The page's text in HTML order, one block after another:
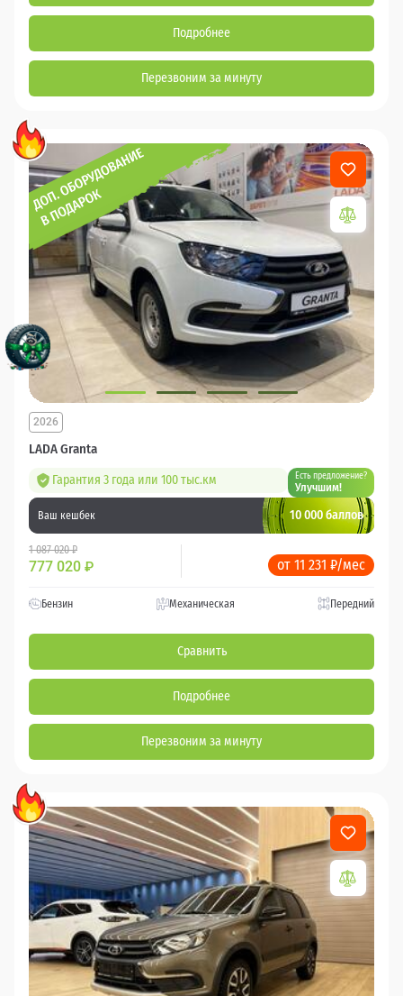
Подробнее
Перезвоним за минуту
LADA Granta
2026
Гарантия 3 года или 100 тыс.км Есть предложение?
Улучшим!
Ваш кешбек 10 000 баллов
1 087 020 ₽
777 020 ₽ от 11 231 ₽/мес
Бензин Механическая Передний
Сравнить
Подробнее
Перезвоним за минуту